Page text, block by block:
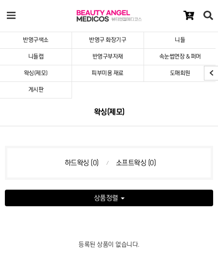
반영구색소 반영구 화장기구 니들
니들캡 반영구부자재 속눈썹연장 & 퍼머
왁싱(제모) 피부미용 재료 도매회원
게시판
왁싱(제모)
하드왁싱 (0) 소프트왁싱 (0)
상품정렬
등록된 상품이 없습니다.